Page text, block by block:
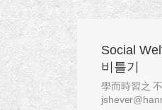
Social
비틀기
學而時習之